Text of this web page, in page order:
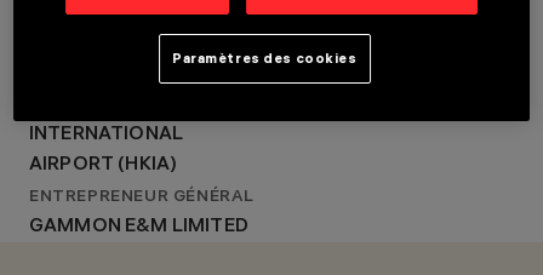
UNITED KINGDOM
BO STEIBER, SINGAPORE -
ARUP, UNITED KINGDOM
INTERNATIONAL
AIRPORT (HKIA)
ENTREPRENEUR GÉNÉRAL
GAMMON E&M LIMITED
Paramètres des cookies